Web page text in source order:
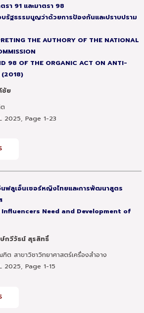
รา 91 และมาตรา 98
รัฐธรรมนูญว่าด้วยการป้องกันและปราบปราม
THE AUTHORY OF THE NATIONAL
98 OF THE ORGANIC ACT ON ANTI-
(2018)
ชัย
2025, Page 1-23
ฟลูเอ็นเซอร์หญิงไทยและการพัฒนาสูตร
Influencers Need and Development of
กวีวัธน์ สุรสิทธิ์
ต สาขาวิชาวิทยาศาสตร์เครื่องสำอาง
2025, Page 1-15